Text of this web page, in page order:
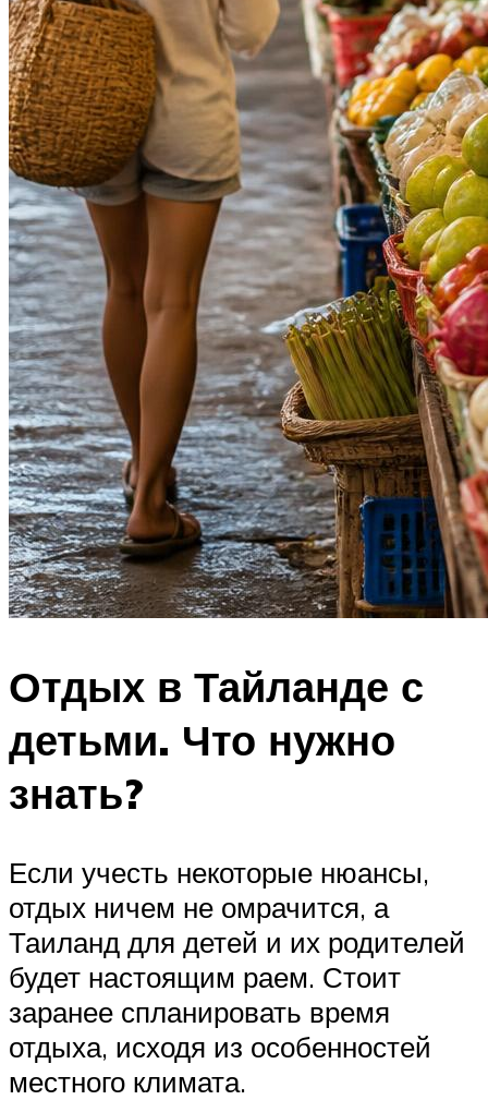
Отдых в Тайланде с
детьми. Что нужно
знать?
Если учесть некоторые нюансы,
отдых ничем не омрачится, а
Таиланд для детей и их родителей
будет настоящим раем. Стоит
заранее спланировать время
отдыха, исходя из особенностей
местного климата.